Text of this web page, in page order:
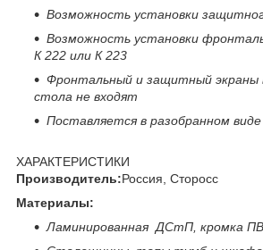
Возможность установки
Возможность установки
К 222 или К 223
Фронтальный и защитный экраны
стола не входят
Поставляется в разобранном виде
ХАРАКТЕРИСТИКИ
Производитель:Россия, Сторосс
Материалы:
Ламинированная ДСтП, кромка